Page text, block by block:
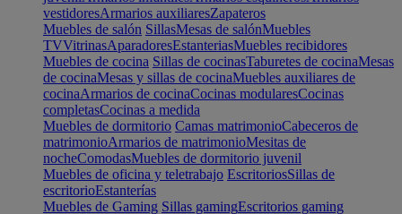
vestidoresArmarios auxiliaresZapateros
Muebles de salón SillasMesas de salónMuebles
TVVitrinasAparadoresEstanteriasMuebles recibidores
Muebles de cocina Sillas de cocinasTaburetes de cocinaMesas
de cocinaMesas y sillas de cocinaMuebles auxiliares de
cocinaArmarios de cocinaCocinas modularesCocinas
completasCocinas a medida
Muebles de dormitorio Camas matrimonioCabeceros de
matrimonioArmarios de matrimonioMesitas de
nocheComodasMuebles de dormitorio juvenil
Muebles de oficina y teletrabajo EscritoriosSillas de
escritorioEstanterías
Muebles de Gaming Sillas gamingEscritorios gaming